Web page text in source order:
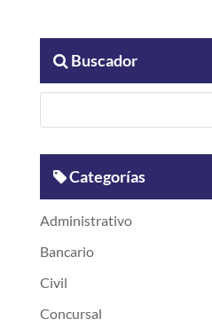
Buscador
Categorías
Administrativo
Bancario
Civil
Concursal